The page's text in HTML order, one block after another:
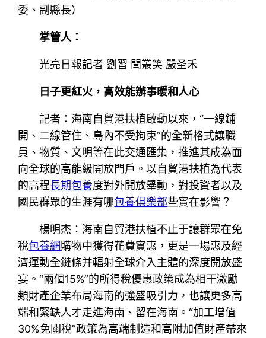
委、副縣長）
掌管人：
光亮日報記者 劉習 閆叢笑 嚴圣禾
日子更紅火，高效能辦事暖和人心
記者：海南自貿港扶植啟動以來，“一線鋪
開、二線管住、島內不受拘束”的全新格式讓職
員、物質、文明等在此交通匯集，推進其成為面
向全球的高能級開放門戶。以自貿港扶植為代表
的高程長期包養度對外開放舉動，對投資者以及
國民群眾的生涯有哪包養俱樂部些實在影響？
楊明杰：海南自貿港扶植不止于讓群眾在免
稅包養網購物中獲得花費實惠，更是一場惠及經
濟運動全鏈條并輻射全球介入主體的深度開放盛
宴。“兩個15%”的所得稅優惠政策成為相干激勵
類財產企業布局海南的強盛吸引力，也讓更多高
端和緊缺人才走進海南、留在海南。“加工增值
30%免關稅”政策為高端制造和高附加值財產帶來